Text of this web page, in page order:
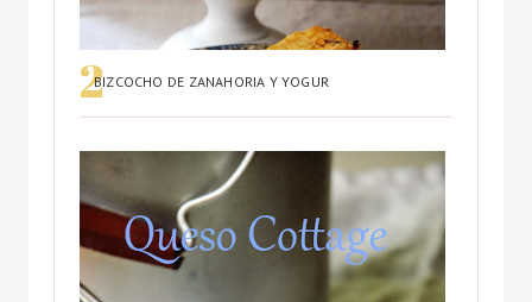
BIZCOCHO DE ZANAHORIA Y YOGUR